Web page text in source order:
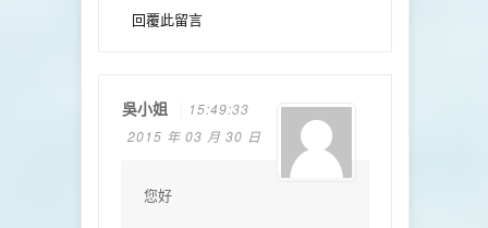
回覆此留言
吳小姐
15:49:33
2015 年 03 月 30 日
您好